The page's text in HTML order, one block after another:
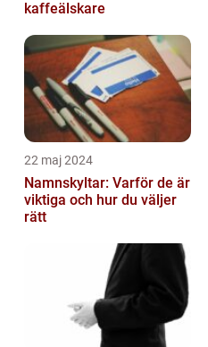
kaffeälskare
22 maj 2024
Namnskyltar: Varför de är
viktiga och hur du väljer
rätt